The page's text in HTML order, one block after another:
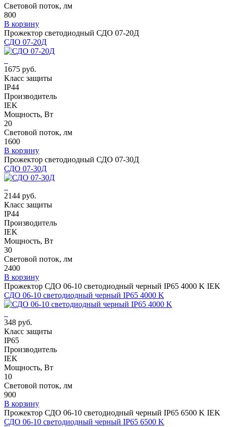
Световой поток, лм
800
В корзину
Прожектор светодиодный СДО 07-20Д
СДО 07-20Д
1675 руб.
Класс защиты
IP44
Производитель
IEK
Мощность, Вт
20
Световой поток, лм
1600
В корзину
Прожектор светодиодный СДО 07-30Д
СДО 07-30Д
2144 руб.
Класс защиты
IP44
Производитель
IEK
Мощность, Вт
30
Световой поток, лм
2400
В корзину
Прожектор СДО 06-10 светодиодный черный IP65 4000 K IEK
СДО 06-10 светодиодный черный IP65 4000 K
348 руб.
Класс защиты
IP65
Производитель
IEK
Мощность, Вт
10
Световой поток, лм
900
В корзину
Прожектор СДО 06-10 светодиодный черный IP65 6500 K IEK
СДО 06-10 светодиодный черный IP65 6500 K